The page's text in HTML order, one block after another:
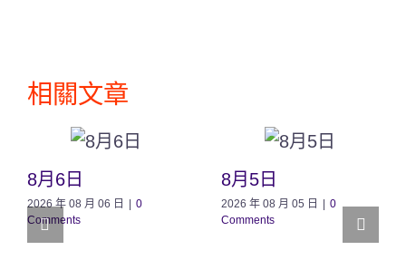
相關文章
8月6日
2026 年 08 月 06 日 | 0
Comments
8月5日
2026 年 08 月 05 日 | 0
Comments